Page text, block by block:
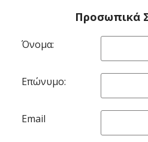
Προσωπικά
Όνομα:
Επώνυμο:
Email